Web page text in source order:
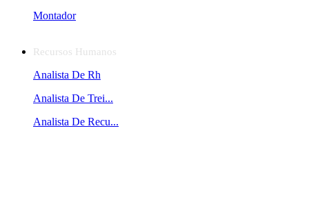
Montador
Recursos Humanos
Analista De Rh
Analista De Trei...
Analista De Recu...